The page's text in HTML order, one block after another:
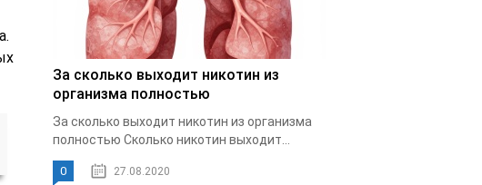
За сколько выходит никотин из
организма полностью
За сколько выходит никотин из организма
полностью Cколько никотин выходит...
0 27.08.2020